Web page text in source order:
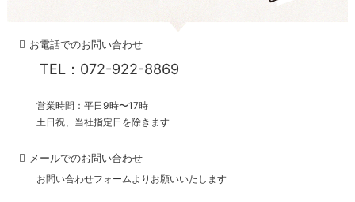
お電話でのお問い合わせ
TEL：072-922-8869
営業時間：平日9時〜17時
土日祝、当社指定日を除きます
メールでのお問い合わせ
お問い合わせフォームよりお願いいたします